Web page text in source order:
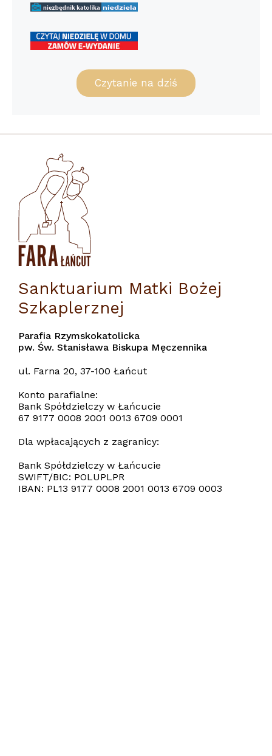
Czytanie na dziś
Sanktuarium Matki Bożej
Szkaplerznej
Parafia Rzymskokatolicka
pw. Św. Stanisława Biskupa Męczennika
ul. Farna 20, 37-100 Łańcut
Konto parafialne:
Bank Spółdzielczy w Łańcucie
67 9177 0008 2001 0013 6709 0001
Dla wpłacających z zagranicy:
Bank Spółdzielczy w Łańcucie
SWIFT/BIC: POLUPLPR
IBAN: PL13 9177 0008 2001 0013 6709 0003